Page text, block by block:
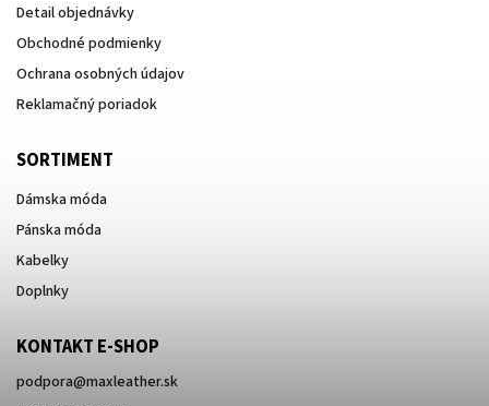
Detail objednávky
Obchodné podmienky
Ochrana osobných údajov
Reklamačný poriadok
SORTIMENT
Dámska móda
Pánska móda
Kabelky
Doplnky
KONTAKT E-SHOP
podpora@maxleather.sk